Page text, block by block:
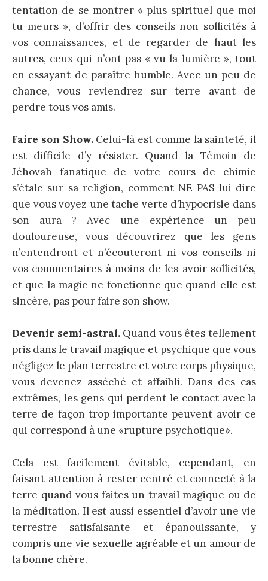
tentation de se montrer « plus spirituel que moi
tu meurs », d’offrir des conseils non sollicités à
vos connaissances, et de regarder de haut les
autres, ceux qui n’ont pas « vu la lumière », tout
en essayant de paraître humble. Avec un peu de
chance, vous reviendrez sur terre avant de
perdre tous vos amis.
Faire son Show.Celui-là est comme la sainteté, il
est difficile d’y résister. Quand la Témoin de
Jéhovah fanatique de votre cours de chimie
s’étale sur sa religion, comment NE PAS lui dire
que vous voyez une tache verte d’hypocrisie dans
son aura ? Avec une expérience un peu
douloureuse, vous découvrirez que les gens
n’entendront et n’écouteront ni vos conseils ni
vos commentaires à moins de les avoir sollicités,
et que la magie ne fonctionne que quand elle est
sincère, pas pour faire son show.
Devenir semi-astral.Quand vous êtes tellement
pris dans le travail magique et psychique que vous
négligez le plan terrestre et votre corps physique,
vous devenez asséché et affaibli. Dans des cas
extrêmes, les gens qui perdent le contact avec la
terre de façon trop importante peuvent avoir ce
qui correspond à une «rupture psychotique».
Cela est facilement évitable, cependant, en
faisant attention à rester centré et connecté à la
terre quand vous faites un travail magique ou de
la méditation. Il est aussi essentiel d’avoir une vie
terrestre satisfaisante et épanouissante, y
compris une vie sexuelle agréable et un amour de
la bonne chère.